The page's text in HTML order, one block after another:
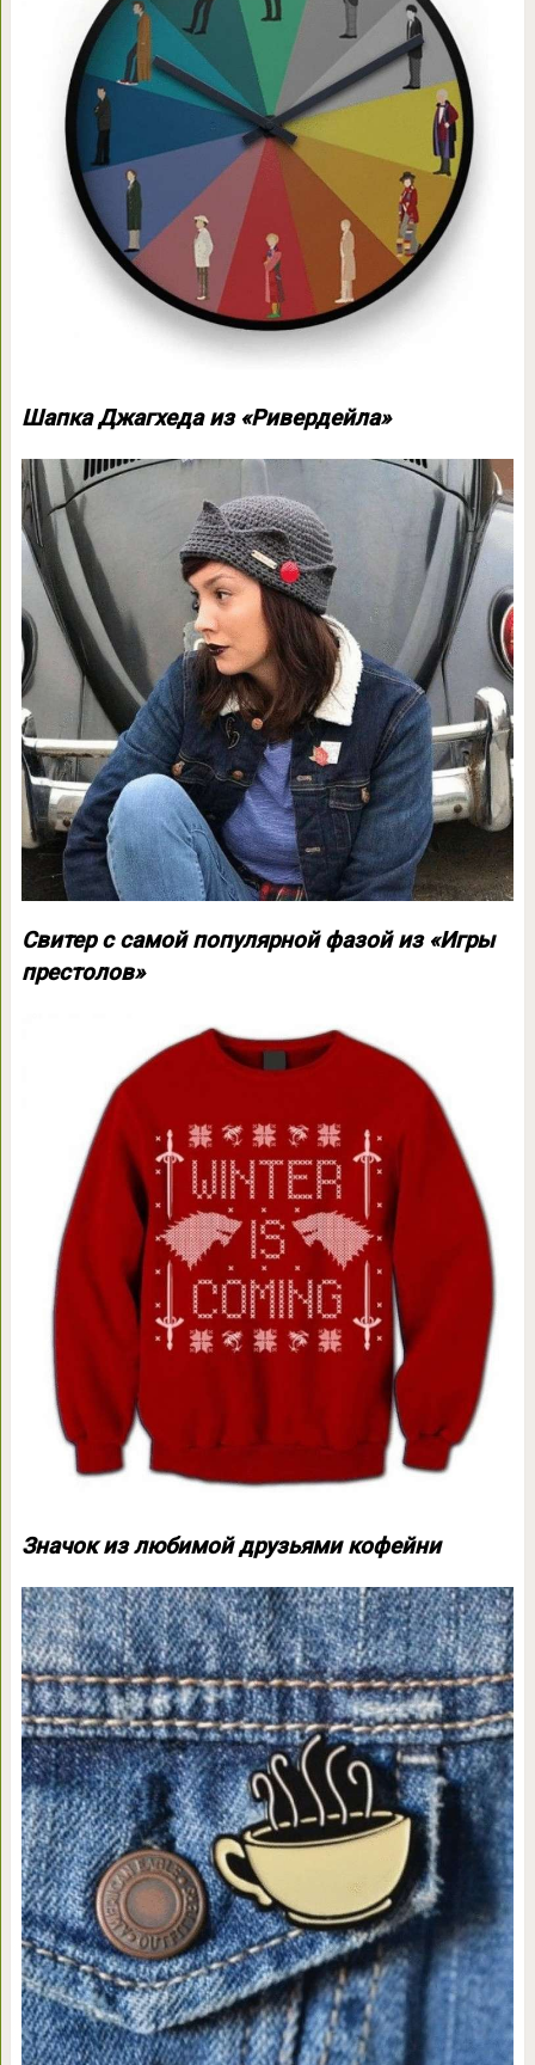
Шапка Джагхеда из «Ривердейла»
Свитер с самой популярной фазой из «Игры
престолов»
Значок из любимой друзьями кофейни